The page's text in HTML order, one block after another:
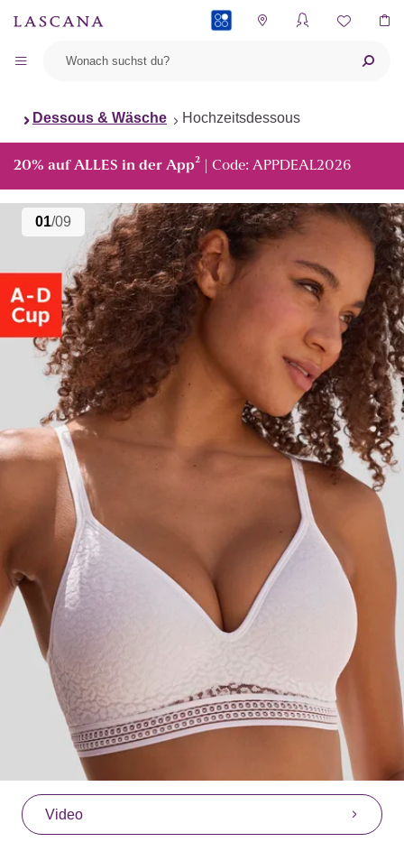
Dessous & Wäsche Hochzeitsdessous
20% auf ALLES in der App² | Code: APPDEAL2026
01/09
Video